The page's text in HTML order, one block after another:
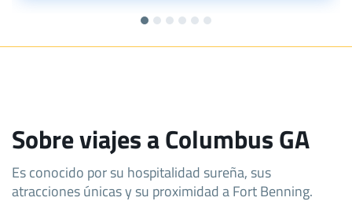
Sobre viajes a Columbus GA
Es conocido por su hospitalidad sureña, sus
atracciones únicas y su proximidad a Fort Benning.